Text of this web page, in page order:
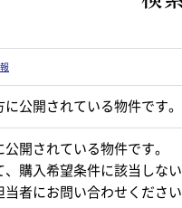
公開されている物件です。
開されている物件です。
、購入希望条件に該当しな
者にお問い合わせください